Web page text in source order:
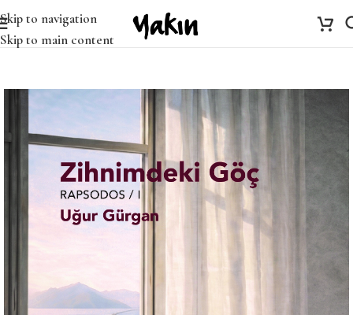
Skip to navigation
Skip to main content